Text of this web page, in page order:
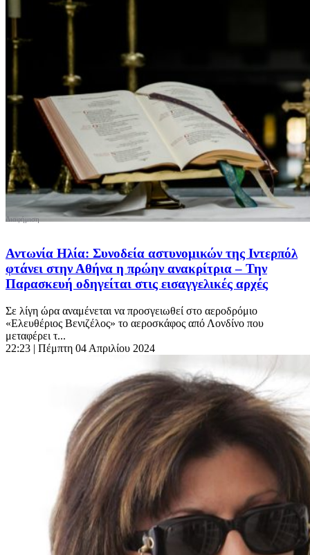
Αντωνία Ηλία: Συνοδεία αστυνομικών της Ιντερπόλ
φτάνει στην Αθήνα η πρώην ανακρίτρια – Την
Παρασκευή οδηγείται στις εισαγγελικές αρχές
Σε λίγη ώρα αναμένεται να προσγειωθεί στο αεροδρόμιο
«Ελευθέριος Βενιζέλος» το αεροσκάφος από Λονδίνο που
μεταφέρει τ...
22:23 | Πέμπτη 04 Απριλίου 2024